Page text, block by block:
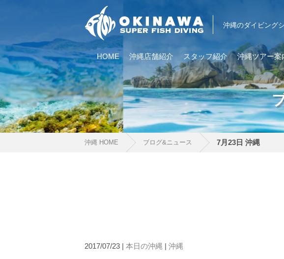
沖縄のダイビング
HOME 沖縄店舗紹介 スタッフ紹介 沖縄ツアー案
沖縄 HOME ブログ&ニュース 7月23日 沖縄
2017/07/23 | 本日の沖縄 | 沖縄
クジラを発見した場合は、その時のクジラの様子や海況を確認し、ガイド
クジラへのストレス軽減や安全管理の観点から、エントリー人数を制限す